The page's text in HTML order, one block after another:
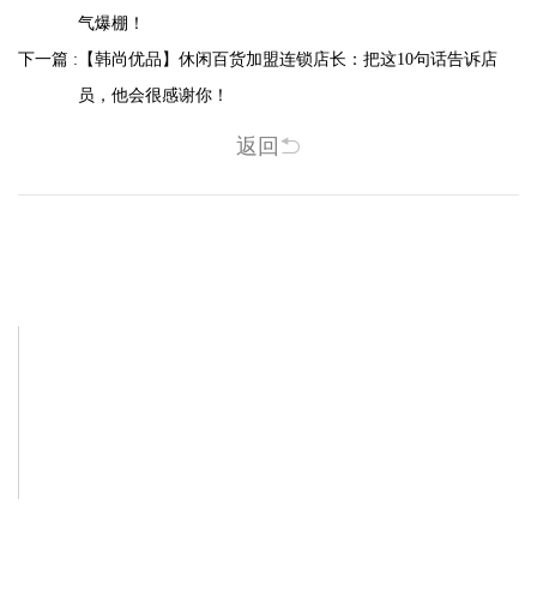
气爆棚！
下一篇 : 【韩尚优品】休闲百货加盟连锁店长：把这10句话告诉店
员，他会很感谢你！
返回